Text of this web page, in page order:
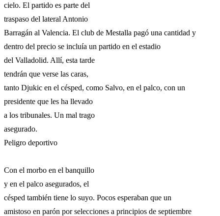
cielo. El partido es parte del
traspaso del lateral Antonio
Barragán al Valencia. El club de Mestalla pagó una cantidad y
dentro del precio se incluía un partido en el estadio
del Valladolid. Allí, esta tarde
tendrán que verse las caras,
tanto Djukic en el césped, como Salvo, en el palco, con un
presidente que les ha llevado
a los tribunales. Un mal trago
asegurado.
Peligro deportivo
Con el morbo en el banquillo
y en el palco asegurados, el
césped también tiene lo suyo. Pocos esperaban que un
amistoso en parón por selecciones a principios de septiembre